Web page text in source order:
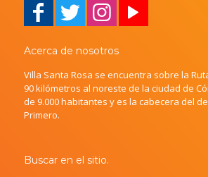
Acerca de nosotros
Villa Santa Rosa se encuentra sobre la
90 kilómetros al noreste de la ciudad de
de 9.000 habitantes y es la cabecera del
Primero.
Buscar en el sitio.